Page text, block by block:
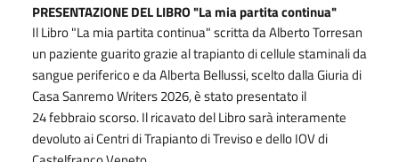
PRESENTAZIONE DEL LIBRO "La mia partita continua"
Il Libro "La mia partita continua" scritta da Alberto Torresan
un paziente guarito grazie al trapianto di cellule staminali da
sangue periferico e da Alberta Bellussi, scelto dalla Giuria di
Casa Sanremo Writers 2026, è stato presentato il
24febbraioscorso.Il ricavato del Libro sarà interamente
devoluto ai Centri di Trapianto di Treviso e dello IOV di